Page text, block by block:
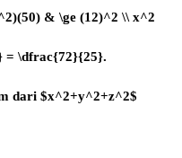
& \ge (12)^2 \\ x^2
\dfrac{72}{25}.
dari $x^2+y^2+z^2$